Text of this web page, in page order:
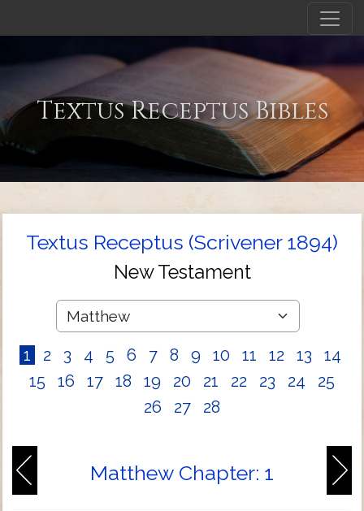
Textus Receptus Bibles
Textus Receptus (Scrivener 1894)
New Testament
1 2 3 4 5 6 7 8 9 10 11 12 13
14
15
16 17 18 19 20 21 22 23 24
25
26
27 28
Matthew Chapter: 1